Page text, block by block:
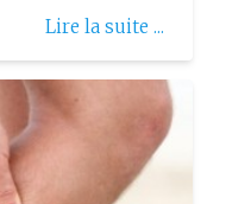
Lire la suite ...